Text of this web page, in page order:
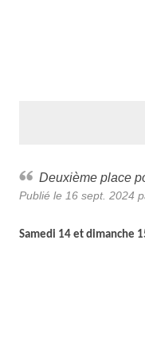
Deuxième place
Publié le 16 sept. 2024
Samedi 14 et dimanche